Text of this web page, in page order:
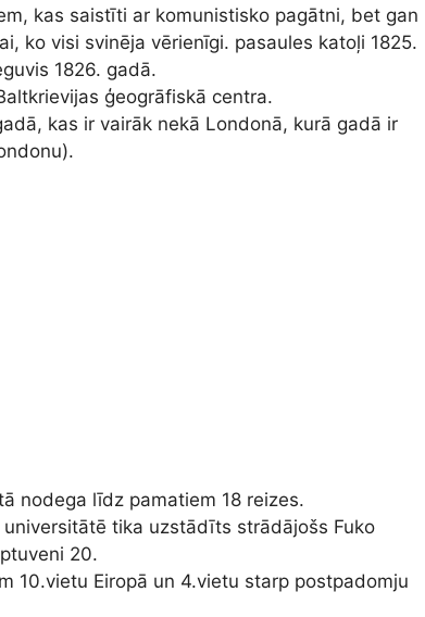
kas saistīti ar komunistisko pagātni, bet gan
ko visi svinēja vērienīgi. pasaules katoļi 1825.
1826. gadā.
ģeogrāfiskā centra.
kas ir vairāk nekā Londonā, kurā gadā ir
nodega līdz pamatiem 18 reizes.
tika uzstādīts strādājošs Fuko
20.
10.vietu Eiropā un 4.vietu starp postpadomju